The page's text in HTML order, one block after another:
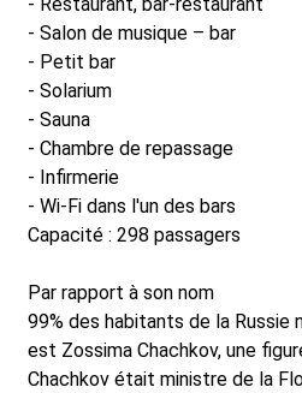
- Restaurant, bar-restaurant
- Salon de musique – bar
- Petit bar
- Solarium
- Sauna
- Chambre de repassage
- Infirmerie
- Wi-Fi dans l'un des bars
Capacité : 298 passagers
Par rapport à son nom
99% des habitants de la Russie
est Zossima Chachkov, une
Chachkov était ministre de la